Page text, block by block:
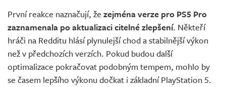
První reakce naznačují, že zejména verze pro PS5 Pro
zaznamenala po aktualizaci citelné zlepšení. Někteří
hráči na Redditu hlásí plynulejší chod a stabilnější výkon
než v předchozích verzích. Pokud budou další
optimalizace pokračovat podobným tempem, mohlo by
se časem lepšího výkonu dočkat i základní PlayStation 5.